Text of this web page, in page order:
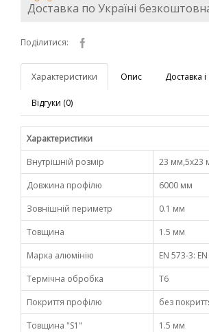
Доставка по Україні
Поділитися:
Характеристики Опис Доставка
Відгуки (0)
Характеристики
Внутрішній розмір
23 мм,5х23
Довжина профілю
6000 мм
Зовнішній периметр
0.1 мм
Товщина
1.5 мм
Марка алюмінію
EN 573-3:
Термічна обробка
Т6
Покриття профілю
без
Товщина "S1"
1.5 мм